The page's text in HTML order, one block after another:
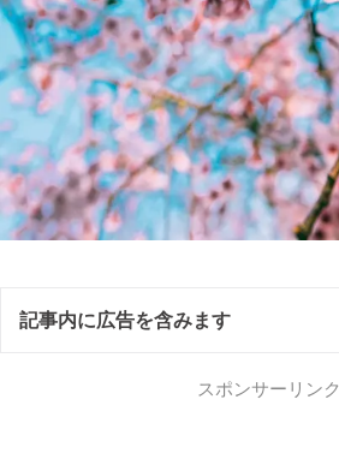
記事内に広告を含みます
スポンサーリンク